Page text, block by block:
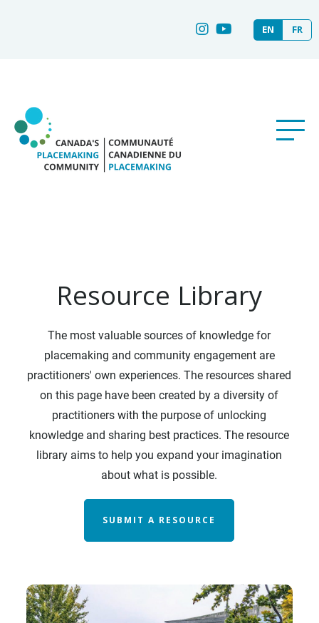
EN FR
Resource Library
The most valuable sources of knowledge for
placemaking and community engagement are
practitioners' own experiences. The resources shared
on this page have been created by a diversity of
practitioners with the purpose of unlocking
knowledge and sharing best practices. The resource
library aims to help you expand your imagination
about what is possible.
SUBMIT A RESOURCE